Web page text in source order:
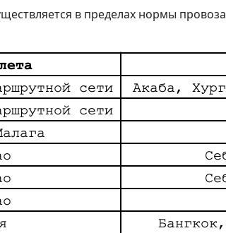
в пределах нормы провоза